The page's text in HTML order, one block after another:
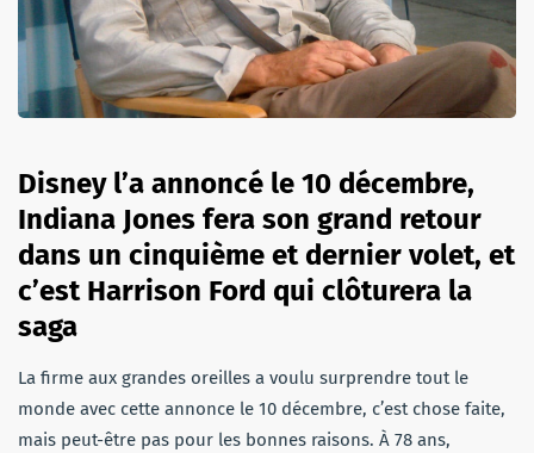
Disney l’a annoncé le 10 décembre,
Indiana Jones fera son grand retour
dans un cinquième et dernier volet, et
c’est Harrison Ford qui clôturera la
saga
La firme aux grandes oreilles a voulu surprendre tout le
monde avec cette annonce le 10 décembre, c’est chose faite,
mais peut-être pas pour les bonnes raisons. À 78 ans,